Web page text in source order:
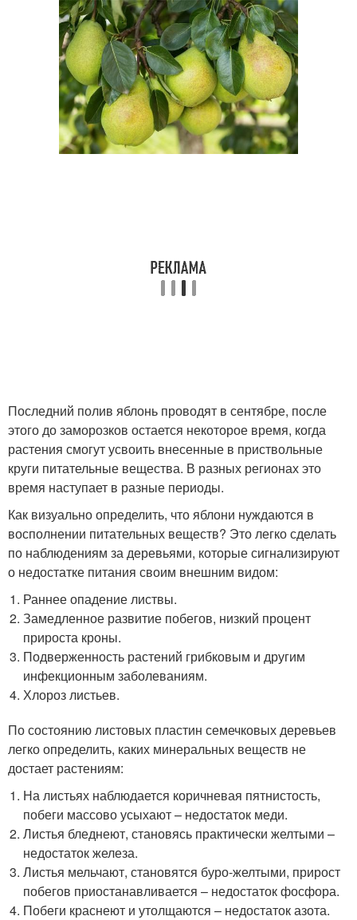
Последний полив яблонь проводят в сентябре, после
этого до заморозков остается некоторое время, когда
растения смогут усвоить внесенные в приствольные
круги питательные вещества. В разных регионах это
время наступает в разные периоды.
Как визуально определить, что яблони нуждаются в
восполнении питательных веществ? Это легко сделать
по наблюдениям за деревьями, которые сигнализируют
о недостатке питания своим внешним видом:
Раннее опадение листвы.
Замедленное развитие побегов, низкий процент
прироста кроны.
Подверженность растений грибковым и другим
инфекционным заболеваниям.
Хлороз листьев.
По состоянию листовых пластин семечковых деревьев
легко определить, каких минеральных веществ не
достает растениям:
На листьях наблюдается коричневая пятнистость,
побеги массово усыхают – недостаток меди.
Листья бледнеют, становясь практически желтыми –
недостаток железа.
Листья мельчают, становятся буро-желтыми, прирост
побегов приостанавливается – недостаток фосфора.
Побеги краснеют и утолщаются – недостаток азота.